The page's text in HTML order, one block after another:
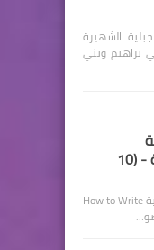
الشهيرة
براهيم وبني
الأكاديمية للمنح الدراسية - (10
كيفية كتابة السيرة الذاتية الأكاديمية للمنح الدراسية How to Write